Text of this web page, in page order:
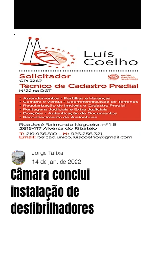
Câmara conclui
instalação de
desfibrilhadores
Jorge Talixa
14 de jan. de 2022